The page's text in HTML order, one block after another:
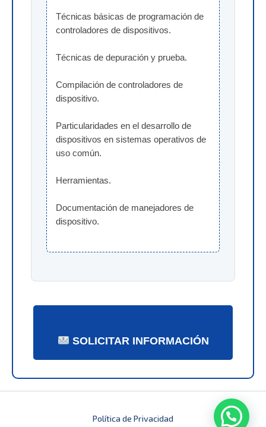
Técnicas básicas de programación de
controladores de dispositivos.
Técnicas de depuración y prueba.
Compilación de controladores de
dispositivo.
Particularidades en el desarrollo de
dispositivos en sistemas operativos de
uso común.
Herramientas.
Documentación de manejadores de
dispositivo.
SOLICITAR INFORMACIÓN
Política de Privacidad